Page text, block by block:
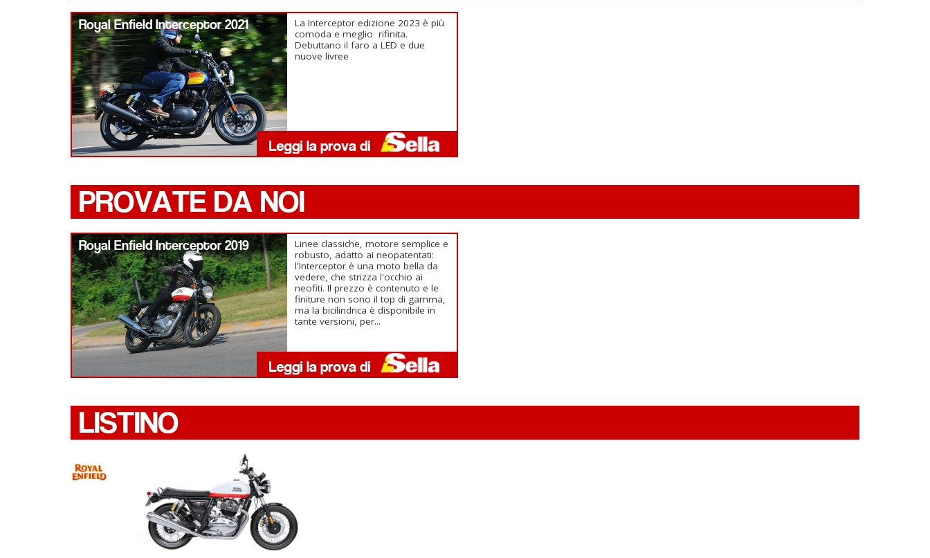
Royal Enfield Interceptor 2021
La Interceptor edizione 2023 è più
comoda e meglio rifinita.
Debuttano il faro a LED e due
nuove livree
PROVATE DA NOI
Royal Enfield Interceptor 2019
Linee classiche, motore semplice e
robusto, adatto ai neopatentati:
l'Interceptor è una moto bella da
vedere, che strizza l'occhio ai
neofiti. Il prezzo è contenuto e le
finiture non sono il top di gamma,
ma la bicilindrica è disponibile in
tante versioni, per...
LISTINO